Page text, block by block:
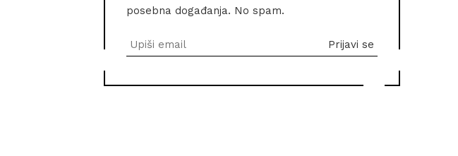
posebna događanja. No spam.